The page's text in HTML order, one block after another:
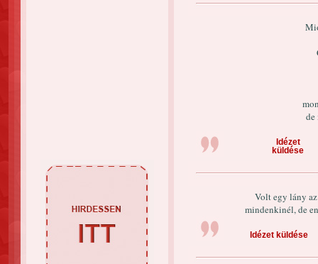
de
Idézet
küldése
Volt egy lány
mindenkinél, de
Idézet küldése